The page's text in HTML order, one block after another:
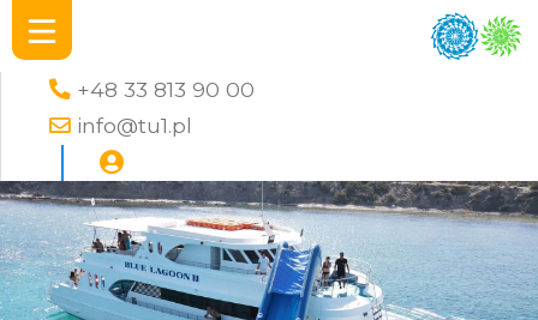
+48 33 813 90 00
info@tu1.pl